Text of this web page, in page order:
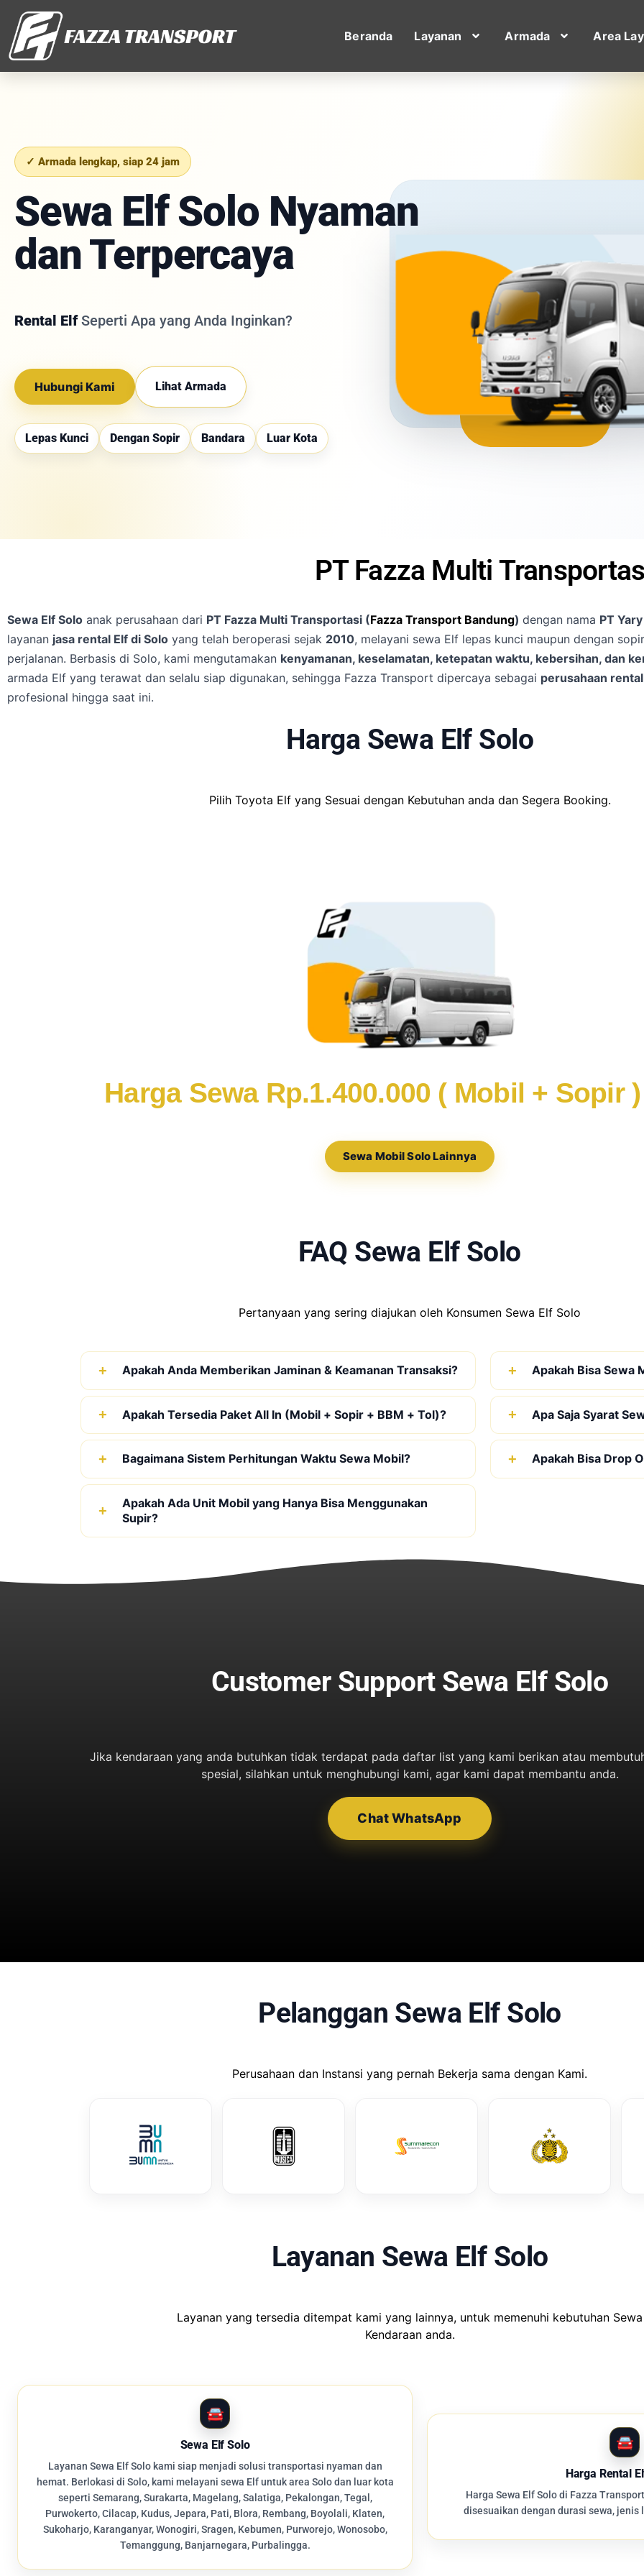
Beranda Layanan Armada Area
✓ Armada lengkap, siap 24 jam
Sewa Elf Solo Nyaman
dan Terpercaya
Rental ElfSeperti Apa yang Anda Inginkan?
Hubungi Kami Lihat Armada
Lepas Kunci Dengan Sopir Bandara Luar Kota
PT Fazza Multi
Sewa Elf Solo anak perusahaan dari PT Fazza Multi Transportasi (Fazza Transport Bandung) dengan nama PT
layanan jasa rental Elf di Solo yang telah beroperasi sejak 2010, melayani sewa Elf lepas kunci maupun dengan
perjalanan. Berbasis di Solo, kami mengutamakan kenyamanan, keselamatan, ketepatan waktu, kebersihan, dan
armada Elf yang terawat dan selalu siap digunakan, sehingga Fazza Transport dipercaya sebagai perusahaan
profesional hingga saat ini.
Harga Sewa Elf Solo
Pilih Toyota Elf yang Sesuai dengan Kebutuhan anda dan Segera Booking.
Harga Sewa Rp.1.400.000 ( Mobil + Sopir
Sewa Mobil Solo Lainnya
FAQ Sewa Elf Solo
Pertanyaan yang sering diajukan oleh Konsumen Sewa Elf Solo
Apakah Anda Memberikan Jaminan & Keamanan Transaksi?
Apakah Tersedia Paket All In (Mobil + Sopir + BBM + Tol)?
Bagaimana Sistem Perhitungan Waktu Sewa Mobil?
Apakah Ada Unit Mobil yang Hanya Bisa Menggunakan
Supir?
Apakah Bisa Sewa
Apa Saja Syarat
Apakah Bisa Drop
Customer Support Sewa Elf Solo
Jika kendaraan yang anda butuhkan tidak terdapat pada daftar list yang kami berikan atau
spesial, silahkan untuk menghubungi kami, agar kami dapat membantu anda.
Chat WhatsApp
Pelanggan Sewa Elf Solo
Perusahaan dan Instansi yang pernah Bekerja sama dengan Kami.
Layanan Sewa Elf Solo
Layanan yang tersedia ditempat kami yang lainnya, untuk memenuhi kebutuhan Sewa
Kendaraan anda.
Sewa Elf Solo
Layanan Sewa Elf Solo kami siap menjadi solusi transportasi nyaman dan
hemat. Berlokasi di Solo, kami melayani sewa Elf untuk area Solo dan luar kota
seperti Semarang, Surakarta, Magelang, Salatiga, Pekalongan, Tegal,
Purwokerto, Cilacap, Kudus, Jepara, Pati, Blora, Rembang, Boyolali, Klaten,
Sukoharjo, Karanganyar, Wonogiri, Sragen, Kebumen, Purworejo, Wonosobo,
Temanggung, Banjarnegara, Purbalingga.
Harga Rental
Harga Sewa Elf Solo di Fazza
disesuaikan dengan durasi sewa,